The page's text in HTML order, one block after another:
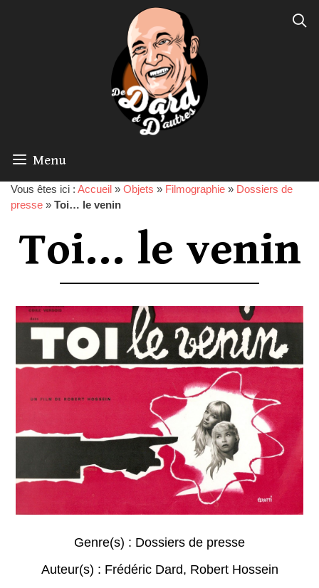
Menu
Vous êtes ici : Accueil » Objets » Filmographie » Dossiers de
presse » Toi… le venin
Toi… le venin
Genre(s) : Dossiers de presse
Auteur(s) : Frédéric Dard, Robert Hossein